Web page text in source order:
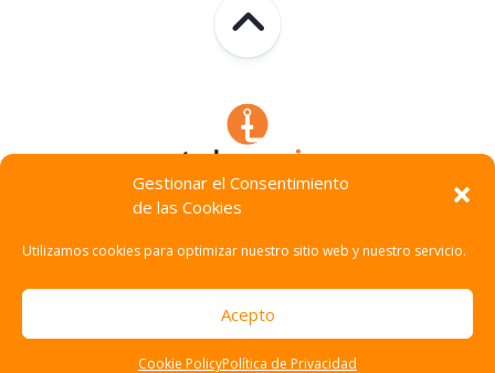
Gestionar el Consentimiento
de las Cookies
Utilizamos cookies para optimizar nuestro sitio web y nuestro servicio.
Acepto
Cookie PolicyPolítica de Privacidad
Technocracia © 2026. Todos Los Derechos Reservados.